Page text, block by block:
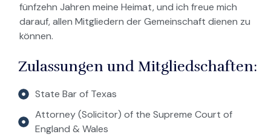
fünfzehn Jahren meine Heimat, und ich freue mich
darauf, allen Mitgliedern der Gemeinschaft dienen zu
können.
Zulassungen und Mitgliedschaften:
State Bar of Texas
Attorney (Solicitor) of the Supreme Court of
England & Wales